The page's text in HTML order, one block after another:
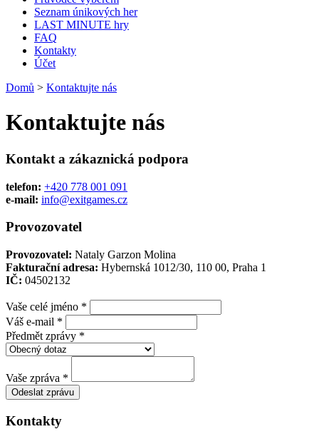
Seznam únikových her
LAST MINUTE hry
FAQ
Kontakty
Účet
Domů > Kontaktujte nás
Kontaktujte nás
Kontakt a zákaznická podpora
telefon: +420 778 001 091
e-mail: info@exitgames.cz
Provozovatel
Provozovatel: Nataly Garzon Molina
Fakturační adresa: Hybernská 1012/30, 110 00, Praha 1
IČ: 04502132
Vaše celé jméno *
Váš e-mail *
Předmět zprávy *
Vaše zpráva *
Odeslat zprávu
Kontakty